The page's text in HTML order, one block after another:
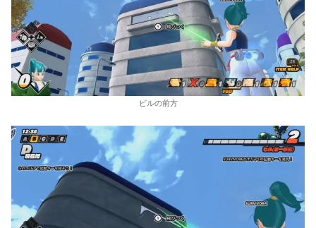
ビルの前方